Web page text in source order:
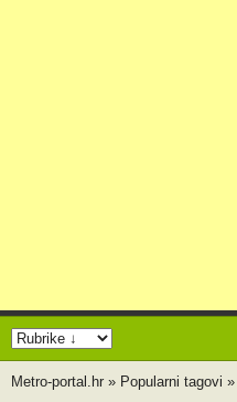
Metro-portal.hr » Popularni tagovi »